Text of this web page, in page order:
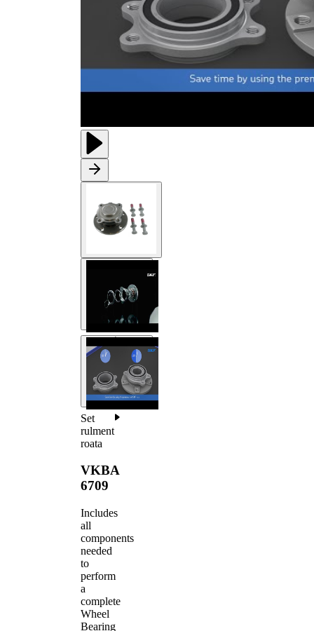
Set
rulment
roata
VKBA
6709
Includes
all
components
needed
to
perform
a
complete
Wheel
Bearing